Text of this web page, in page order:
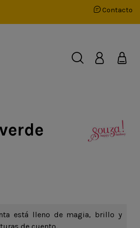
Contacto
está lleno de magia, brillo y